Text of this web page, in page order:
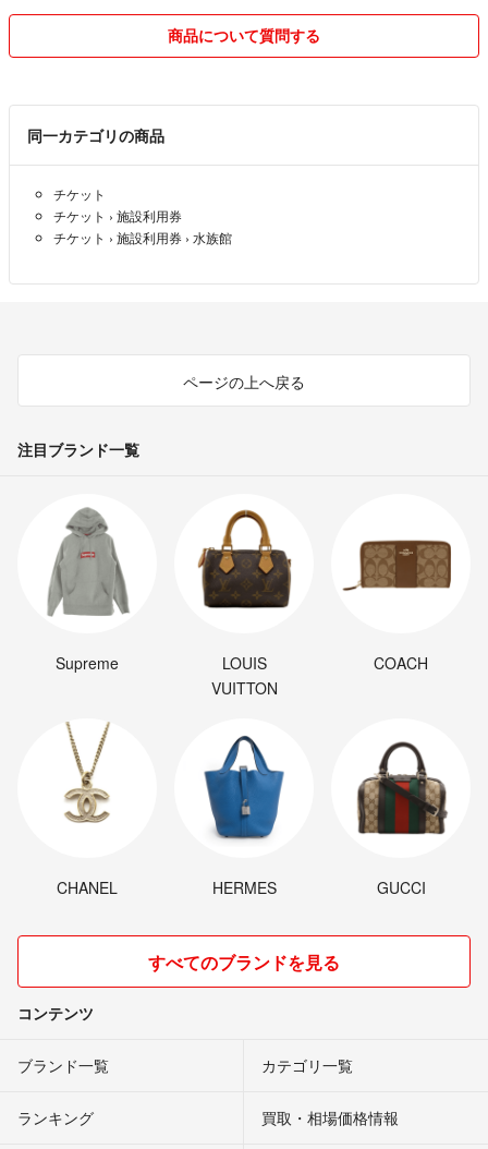
商品について質問する
同一カテゴリの商品
チケット
チケット › 施設利用券
チケット › 施設利用券 › 水族館
ページの上へ戻る
注目ブランド一覧
Supreme
LOUIS
VUITTON
COACH
CHANEL HERMES GUCCI
すべてのブランドを見る
コンテンツ
ブランド一覧 カテゴリ一覧
ランキング 買取・相場価格情報